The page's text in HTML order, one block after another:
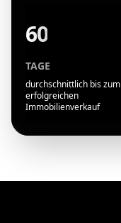
60
TAGE
durchschnittlich bis zum
erfolgreichen
Immobilienverkauf